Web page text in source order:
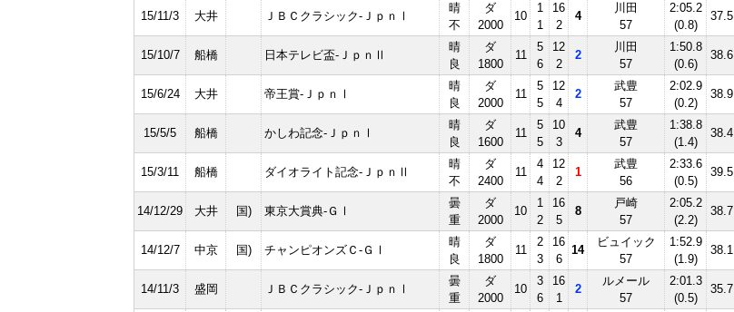
15/11/3 大井 ＪＢＣクラシック-ＪｐｎⅠ
晴
不
ダ
2000
10
1
1
16
2
4
川田
57
2:05.2
(0.8)
37.5
15/10/7 船橋 日本テレビ盃-ＪｐｎⅡ
晴
良
ダ
1800
11
5
6
12
2
2
川田
57
1:50.8
(0.6)
38.6
15/6/24 大井 帝王賞-ＪｐｎⅠ
晴
良
ダ
2000
11
5
5
12
4
2
武豊
57
2:02.9
(0.2)
38.9
15/5/5 船橋 かしわ記念-ＪｐｎⅠ
晴
良
ダ
1600
11
5
5
10
3
4
武豊
57
1:38.8
(1.4)
38.4
15/3/11 船橋 ダイオライト記念-ＪｐｎⅡ
晴
不
ダ
2400
11
4
4
12
2
1
武豊
56
2:33.6
(0.5)
39.5
14/12/29 大井 国) 東京大賞典-ＧⅠ
曇
重
ダ
2000
10
1
2
16
5
8
戸崎
57
2:05.2
(2.2)
38.7
14/12/7 中京 国) チャンピオンズＣ-ＧⅠ
晴
良
ダ
1800
11
2
3
16
6
14
ビュイック
57
1:52.9
(1.9)
38.1
14/11/3 盛岡 ＪＢＣクラシック-ＪｐｎⅠ
曇
重
ダ
2000
10
3
6
16
1
2
ルメール
57
2:01.3
(0.5)
35.7